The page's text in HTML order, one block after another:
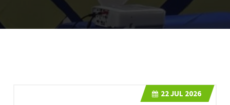
22JUL 2026